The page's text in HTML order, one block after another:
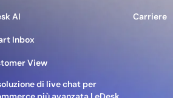
AI
Inbox
View
di live chat per
Carriere